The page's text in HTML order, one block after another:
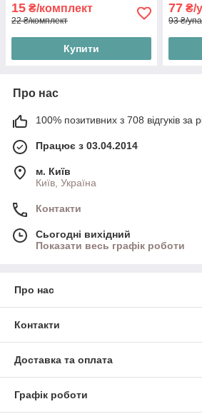
15 ₴/комплект
22 ₴/комплект
Купити
77 ₴/
93 ₴/
Про нас
100% позитивних з 708 відгуків за
Працює з 03.04.2014
м. Київ
Київ, Україна
Контакти
Сьогодні вихідний
Показати весь графік роботи
Про нас
Контакти
Доставка та оплата
Графік роботи